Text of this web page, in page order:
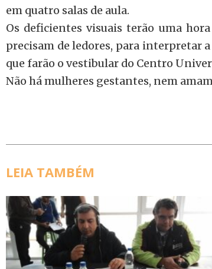
em quatro salas de aula.
Os deficientes visuais terão uma
precisam de ledores, para interpretar
que farão o vestibular do Centro
Não há mulheres gestantes, nem
LEIA TAMBÉM